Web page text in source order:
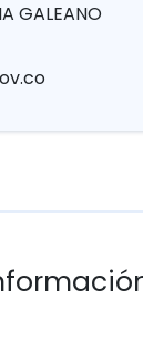
GALEANO